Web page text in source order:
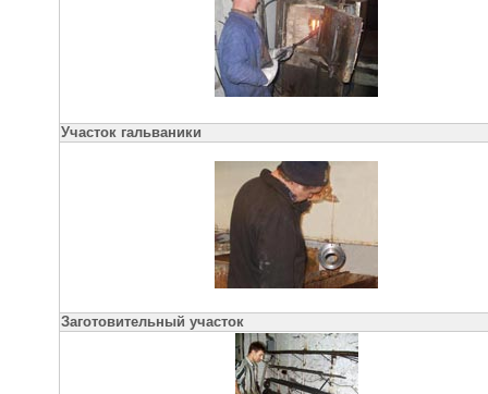
Участок гальваники
Заготовительный участок